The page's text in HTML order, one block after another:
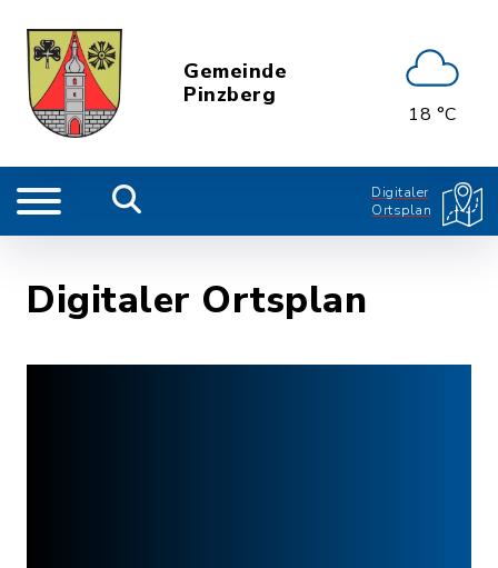
Gemeinde
Pinzberg
18 °C
Digitaler
Ortsplan
Digitaler Ortsplan